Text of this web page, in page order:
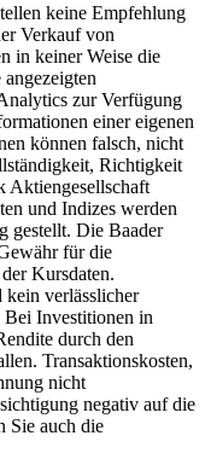
keine Empfehlung
Verkauf von
in keiner Weise die
zur Verfügung
einer eigenen
können falsch, nicht
Richtigkeit
Aktiengesellschaft
und Indizes werden
gestellt. Die Baader
für die
Kursdaten.
kein verlässlicher
Investitionen in
durch den
Transaktionskosten,
nicht
negativ auf die
Sie auch die